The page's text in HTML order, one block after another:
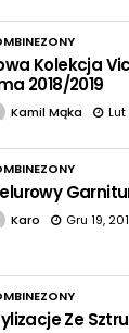
Kolekcja
2018/2019
Kamil Mąka Lut
Karo Gru 19,
Ze